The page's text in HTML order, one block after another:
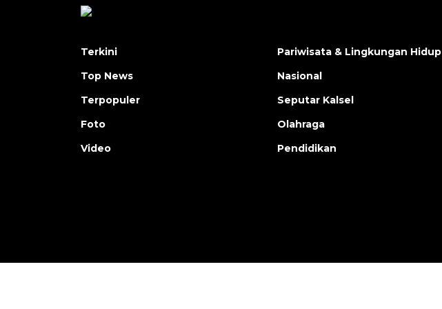
Terkini
Top News
Terpopuler
Foto
Video
Pariwisata & Lingkungan Hidup
Nasional
Seputar Kalsel
Olahraga
Pendidikan